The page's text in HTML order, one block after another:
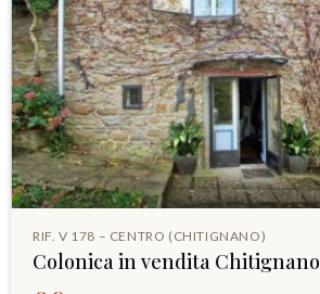
RIF. V 178 – CENTRO (CHITIGNANO)
Colonica in vendita Chitignano